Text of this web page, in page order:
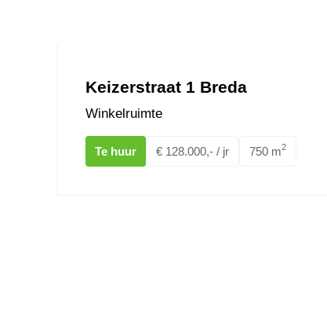
Keizerstraat 1 Breda
Winkelruimte
Te huur € 128.000,- / jr 750 m2